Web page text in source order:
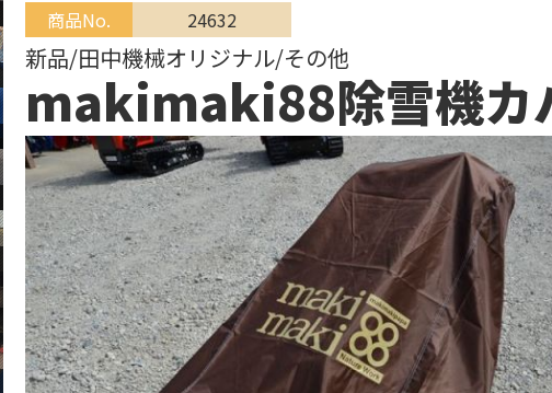
商品No. 24632
新品/田中機械オリジナル/その他
makimaki88除雪機カ